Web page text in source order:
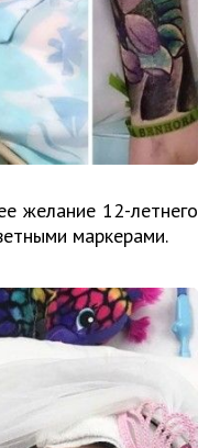
желание 12-летнего
маркерами.